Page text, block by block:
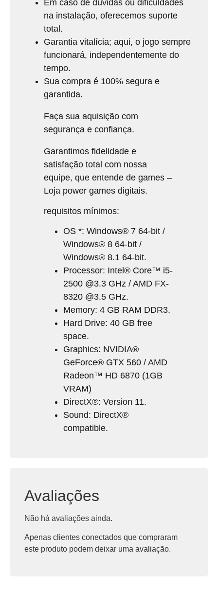
Em caso de dúvidas ou dificuldades
na instalação, oferecemos suporte
total.
Garantia vitalícia; aqui, o jogo sempre
funcionará, independentemente do
tempo.
Sua compra é 100% segura e
garantida.
Faça sua aquisição com
segurança e confiança.
Garantimos fidelidade e
satisfação total com nossa
equipe, que entende de games –
Loja power games digitais.
requisitos mínimos:
OS *: Windows® 7 64-bit /
Windows® 8 64-bit /
Windows® 8.1 64-bit.
Processor: Intel® Core™ i5-
2500 @3.3 GHz / AMD FX-
8320 @3.5 GHz.
Memory: 4 GB RAM DDR3.
Hard Drive: 40 GB free
space.
Graphics: NVIDIA®
GeForce® GTX 560 / AMD
Radeon™ HD 6870 (1GB
VRAM)
DirectX®: Version 11.
Sound: DirectX®
compatible.
Avaliações
Não há avaliações ainda.
Apenas clientes conectados que compraram
este produto podem deixar uma avaliação.